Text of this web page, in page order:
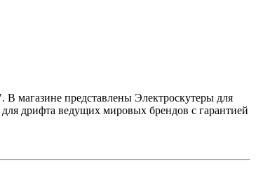
магазине представлены Электроскутеры для
дрифта ведущих мировых брендов с гарантией